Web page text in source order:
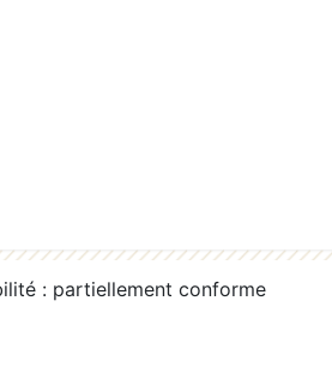
: partiellement conforme